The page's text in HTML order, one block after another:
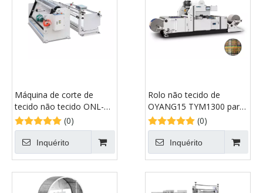
Máquina de corte de
tecido não tecido ONL-
XE1800
(0)
Inquérito
Rolo não tecido de
OYANG15 TYM1300 para
rolar a máquina de
carimbo quente da folha
(0)
Inquérito